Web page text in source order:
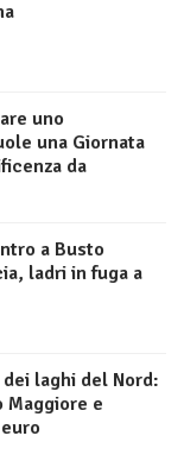
uno
una Giornata
da
a Busto
ladri in fuga a
laghi del Nord:
Maggiore e